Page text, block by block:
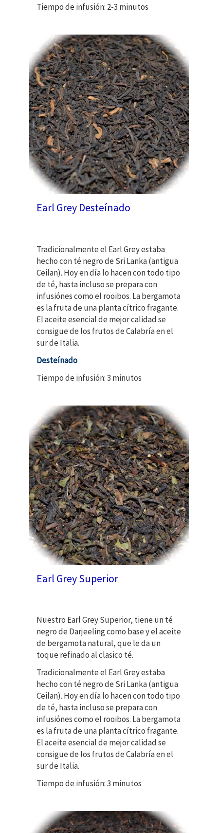
Tiempo de infusión: 2-3 minutos
Earl Grey Desteínado
Tradicionalmente el Earl Grey estaba
hecho con té negro de Sri Lanka (antigua
Ceilan). Hoy en día lo hacen con todo tipo
de té, hasta incluso se prepara con
infusiónes como el rooibos. La bergamota
es la fruta de una planta cítrico fragante.
El aceite esencial de mejor calidad se
consigue de los frutos de Calabría en el
sur de Italia.
Desteínado
Tiempo de infusión: 3 minutos
Earl Grey Superior
Nuestro Earl Grey Superior, tiene un té
negro de Darjeeling como base y el aceite
de bergamota natural, que le da un
toque refinado al clasico té.
Tradicionalmente el Earl Grey estaba
hecho con té negro de Sri Lanka (antigua
Ceilan). Hoy en día lo hacen con todo tipo
de té, hasta incluso se prepara con
infusiónes como el rooibos. La bergamota
es la fruta de una planta cítrico fragante.
El aceite esencial de mejor calidad se
consigue de los frutos de Calabría en el
sur de Italia.
Tiempo de infusión: 3 minutos